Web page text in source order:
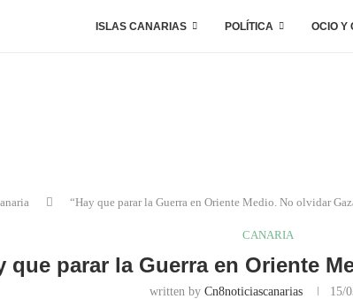
ISLAS CANARIAS POLÍTICA OCIO Y
“Hay que parar la Guerra en Oriente Medio. No olvidar
CANARIA
que parar la Guerra en Oriente
written by Cn8noticiascanarias 15/